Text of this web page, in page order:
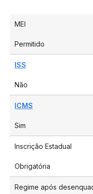
MEI
Permitido
ISS
Não
ICMS
Sim
Inscrição Estadual
Obrigatória
Regime após